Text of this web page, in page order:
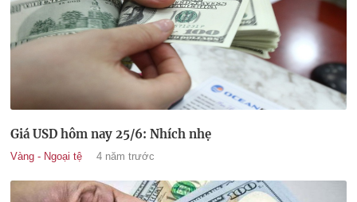
Giá USD hôm nay 25/6: Nhích nhẹ
Vàng - Ngoại tệ 4 năm trước